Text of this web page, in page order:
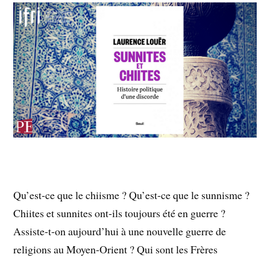
Qu’est-ce que le chiisme ? Qu’est-ce que le sunnisme ?
Chiites et sunnites ont-ils toujours été en guerre ?
Assiste-t-on aujourd’hui à une nouvelle guerre de
religions au Moyen-Orient ? Qui sont les Frères